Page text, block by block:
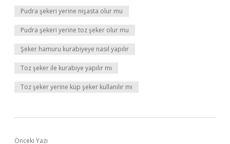
Pudra şekeri yerine nişasta olur mu
Pudra şekeri yerine toz şeker olur mu
Şeker hamuru kurabiyeye nasıl yapılır
Toz şeker ile kurabiye yapılır mı
Toz şeker yerine küp şeker kullanılır mı
Önceki Yazı